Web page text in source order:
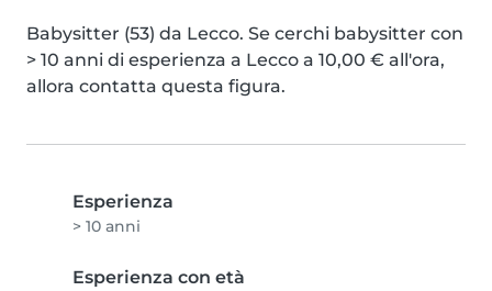
Babysitter (53) da Lecco. Se cerchi babysitter con
> 10 anni di esperienza a Lecco a 10,00 € all'ora,
allora contatta questa figura.
Esperienza
> 10 anni
Esperienza con età